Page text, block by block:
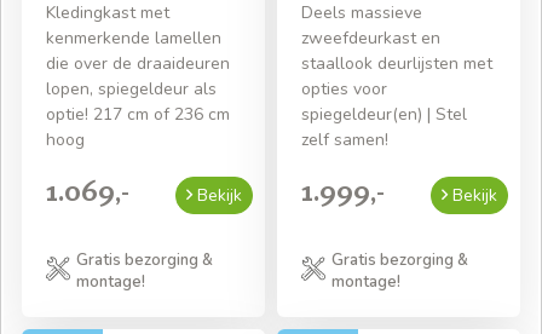
Kledingkast met
kenmerkende lamellen
die over de draaideuren
lopen, spiegeldeur als
optie! 217 cm of 236 cm
hoog
1.069,- Bekijk
Gratis bezorging &
montage!
Deels massieve
zweefdeurkast en
staallook deurlijsten met
opties voor
spiegeldeur(en) | Stel
zelf samen!
1.999,- Bekijk
Gratis bezorging &
montage!